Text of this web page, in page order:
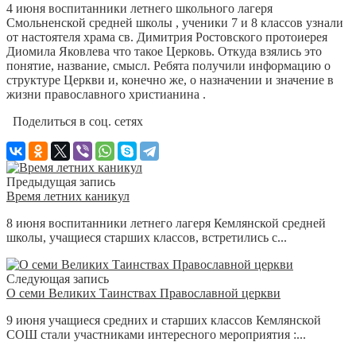
4 июня воспитанники летнего школьного лагеря
Смольненской средней школы , ученики 7 и 8 классов узнали
от настоятеля храма св. Димитрия Ростовского протоиерея
Диомила Яковлева что такое Церковь. Откуда взялись это
понятие, название, смысл. Ребята получили информацию о
структуре Церкви и, конечно же, о назначении и значение в
жизни православного христианина .
Поделиться в соц. сетях
Предыдущая запись
Время летних каникул
8 июня воспитанники летнего лагеря Кемлянской средней
школы, учащиеся старших классов, встретились с...
Следующая запись
О семи Великих Таинствах Православной церкви
9 июня учащиеся средних и старших классов Кемлянской
СОШ стали участниками интересного мероприятия :...